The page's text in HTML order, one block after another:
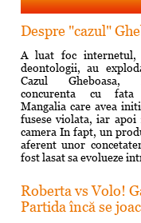
Despre "cazul"
A luat foc internetul,
deontologii, au
Cazul
concurenta cu
Mangalia care avea
fusese violata, iar apoi
camera In fapt, un
aferent unor
fost lasat sa evolueze
Roberta vs Volo!
Partida încă se